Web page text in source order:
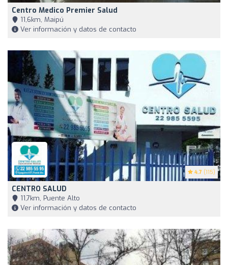
Centro Medico Premier Salud
11,6km, Maipú
Ver información y datos de contacto
4.7 (115)
CENTRO SALUD
11,7km, Puente Alto
Ver información y datos de contacto